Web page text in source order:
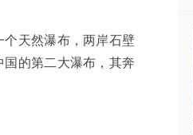
天然瀑布，两岸石壁
的第二大瀑布，其奔